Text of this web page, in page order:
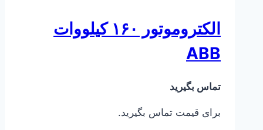
الکتروموتور ۱۶۰ کیلووات
ABB
تماس بگیرید
برای قیمت تماس بگیرید.